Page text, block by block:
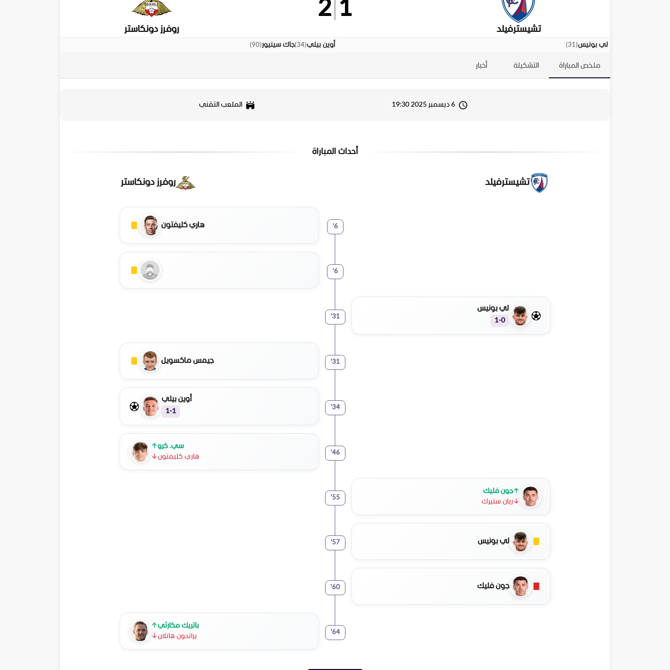
تشيسترفيلد
1
2
روفرز دونكاستر
لي بونيس(
31
) أوين بيلي(
34
)جاك سينيور(
90
)
ملخص المباراة التشكيلة أخبار
6 ديسمبر 2025 19:30 الملعب التقني
أحداث المباراة
تشيسترفيلد روفرز دونكاستر
6
' هاري كليفتون
6
'
لي بونيس
1-0
31
'
31
' جيمس ماكسويل
34
'
أوين بيلي
1-1
46
'
↑سي. كرو
↓هاري كليفتون
↑جون فليك
↓ريان ستيرك
55
'
لي بونيس 57
'
جون فليك 60
'
64
'
↑باتريك مكارثي
↓براندون هانلان